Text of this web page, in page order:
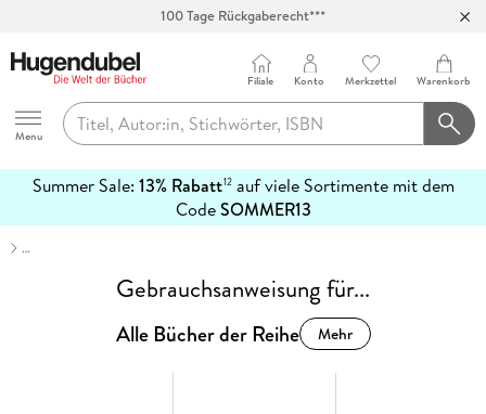
100 Tage Rückgaberecht***
Hugendubel
Menu
Filiale Konto Merkzettel Warenkorb
Summer Sale: 13% Rabatt12auf viele Sortimente mit dem
CodeSOMMER13
erfahren
…
Gebrauchsanweisung für...
Alle Bücher der Reihe Mehr